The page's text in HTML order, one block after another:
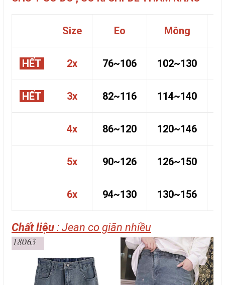
Size Eo Mông
HẾT 2x 76~106 102~130
HẾT 3x 82~116 114~140
4x 86~120 120~146
5x 90~126 126~150
6x 94~130 130~156
Chất liệu : Jean co giãn nhiều